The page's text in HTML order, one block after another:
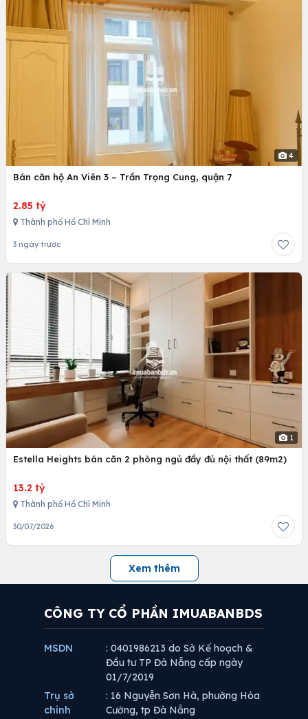
4
Bán căn hộ An Viên 3 – Trần Trọng Cung, quận 7
2.85 tỷ
Thành phố Hồ Chí Minh
3 ngày trước
1
Estella Heights bán căn 2 phòng ngủ đầy đủ nội thất (89m2)
13.2 tỷ
Thành phố Hồ Chí Minh
30/07/2026
Xem thêm
CÔNG TY CỔ PHẦN IMUABANBDS
MSDN
: 0401986213 do Sở Kế hoạch &
Đầu tư TP Đà Nẵng cấp ngày
01/7/2019
Trụ sở
chính
: 16 Nguyễn Sơn Hà, phường Hòa
Cường, tp Đà Nẵng